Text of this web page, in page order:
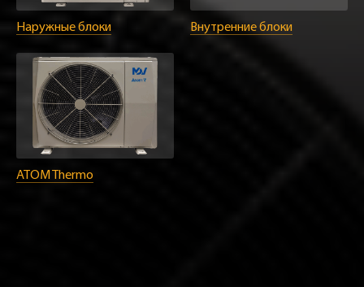
Наружные блоки Внутренние блоки
ATOM Thermo